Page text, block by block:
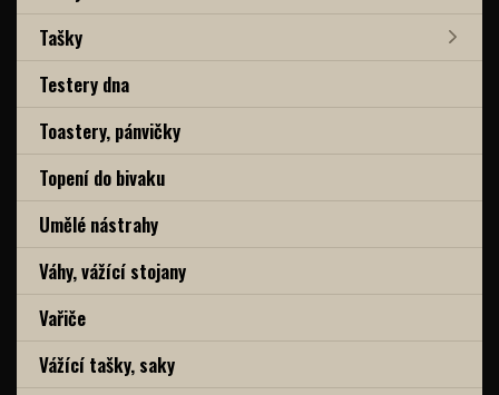
Tašky
Testery dna
Toastery, pánvičky
Topení do bivaku
Umělé nástrahy
Váhy, vážící stojany
Vařiče
Vážící tašky, saky